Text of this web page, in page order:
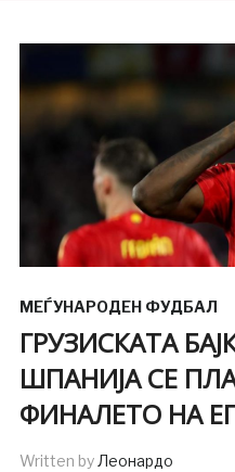
МЕЃУНАРОДЕН ФУДБАЛ
ГРУЗИСКАТА
ШПАНИЈА СЕ
ФИНАЛЕТО НА
Written byЛеонардо